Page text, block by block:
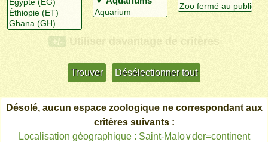
+/- Utiliser davantage de critères
Désolé, aucun espace zoologique ne correspondant aux
critères suivants :
Localisation géographique : Saint-Malo∨der=continent